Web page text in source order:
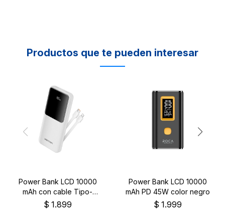
Productos que te pueden interesar
Power Bank LCD 10000
mAh con cable Tipo-
C/Lightning blanco
$ 1.899
Power Bank LCD 10000
mAh PD 45W color negro
$ 1.999